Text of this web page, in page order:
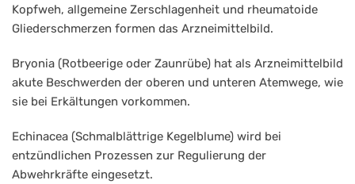
Kopfweh, allgemeine Zerschlagenheit und rheumatoide
Gliederschmerzen formen das Arzneimittelbild.
Bryonia (Rotbeerige oder Zaunrübe) hat als Arzneimittelbild
akute Beschwerden der oberen und unteren Atemwege, wie
sie bei Erkältungen vorkommen.
Echinacea (Schmalblättrige Kegelblume) wird bei
entzündlichen Prozessen zur Regulierung der
Abwehrkräfte eingesetzt.